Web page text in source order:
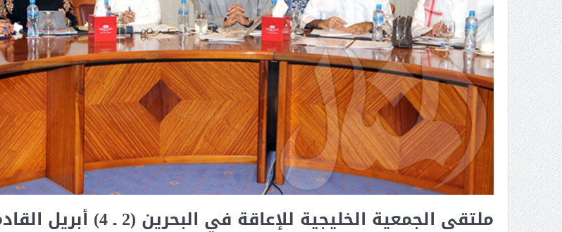
ملتقى الجمعية الخليجية للإعاقة في البحرين (2 ـ 4) أبريل القادم